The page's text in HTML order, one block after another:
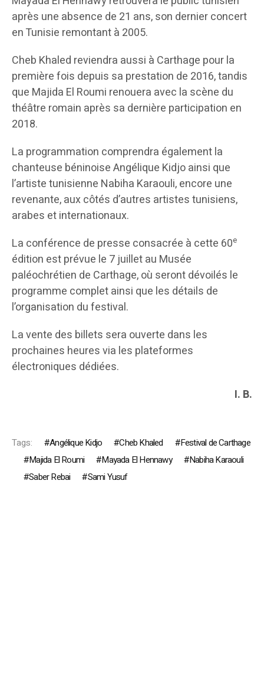
après une absence de 21 ans, son dernier concert
en Tunisie remontant à 2005.
Cheb Khaled reviendra aussi à Carthage pour la
première fois depuis sa prestation de 2016, tandis
que Majida El Roumi renouera avec la scène du
théâtre romain après sa dernière participation en
2018.
La programmation comprendra également la
chanteuse béninoise Angélique Kidjo ainsi que
l’artiste tunisienne Nabiha Karaouli, encore une
revenante, aux côtés d’autres artistes tunisiens,
arabes et internationaux.
La conférence de presse consacrée à cette 60e
édition est prévue le 7 juillet au Musée
paléochrétien de Carthage, où seront dévoilés le
programme complet ainsi que les détails de
l’organisation du festival.
La vente des billets sera ouverte dans les
prochaines heures via les plateformes
électroniques dédiées.
I. B.
Tags: Angélique Kidjo Cheb Khaled
Festival de Carthage
Majida El Roumi
Mayada El Hennawy
Nabiha Karaouli
Saber Rebai
Sami Yusuf